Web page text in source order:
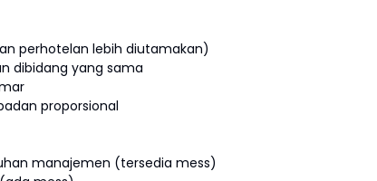
perhotelan lebih diutamakan)
dibidang yang sama
proporsional
manajemen (tersedia mess)